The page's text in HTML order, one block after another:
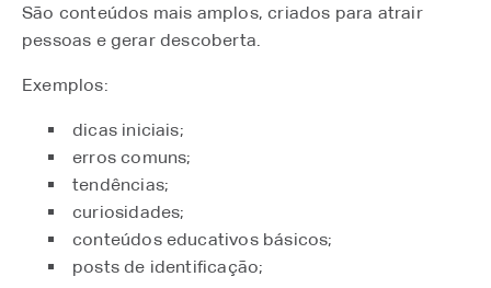
São conteúdos mais amplos, criados para atrair
pessoas e gerar descoberta.
Exemplos:
dicas iniciais;
erros comuns;
tendências;
curiosidades;
conteúdos educativos básicos;
posts de identificação;